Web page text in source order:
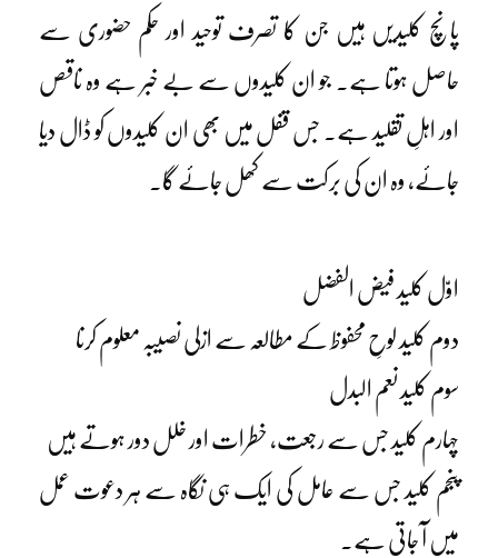
پانچ کلیدیں ہیں جن کا تصرف توحید اور حکم حضوری سے
حاصل ہوتا ہے۔ جو ان کلیدوں سے بے خبر ہے وہ ناقص
اور اہلِ تقلید ہے۔ جس قفل میں بھی ان کلیدوں کو ڈال دیا
جائے، وہ ان کی برکت سے کھل جائے گا۔
اوّل کلید فیض الفضل
دوم کلید لوحِ محفوظ کے مطالعہ سے ازلی نصیبہ معلوم کرنا
سوم کلید نعم البدل
چہارم کلید جس سے رجعت، خطرات اور خلل دور ہوتے ہیں
پنجم کلید جس سے عامل کی ایک ہی نگاہ سے ہر دعوت عمل
میں آ جاتی ہے۔